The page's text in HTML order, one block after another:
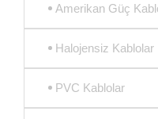
Amerikan Güç
Halojensiz Kablolar
PVC Kablolar